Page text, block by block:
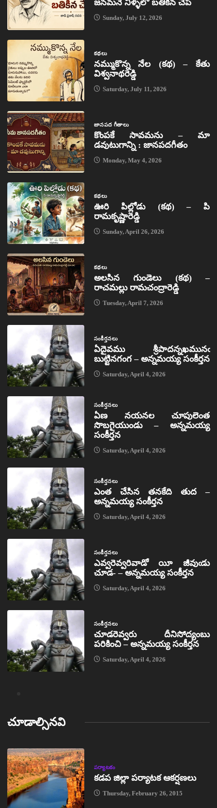
జనమనే నీళ్ళలో బతికిన చేప
Sunday, July 12, 2026
కథలు
నమ్ముకొన్న నేల (కథ) – కేతు
విశ్వనాథరెడ్డి
Saturday, July 11, 2026
జానపద గీతాలు
కొంపకే సావమను – మా
డవుటుగాన్ని : జానపదగీతం
Monday, May 4, 2026
కథలు
ఊరి పిల్లోడు (కథ) – పి
రామకృష్ణారెడ్డి
Sunday, April 26, 2026
కథలు
అలసిన గుండెలు (కథ) –
రాచమల్లు రామచంద్రారెడ్డి
Tuesday, April 7, 2026
సంకీర్తనలు
ఏదైవము శ్రీపాదన్నఖమునఁ
బుట్టినగంగ – అన్నమయ్య సంకీర్తన
Saturday, April 4, 2026
సంకీర్తనలు
ఏణ నయనల చూపులెంత
సొబగైయుండు – అన్నమయ్య
సంకీర్తన
Saturday, April 4, 2026
సంకీర్తనలు
ఎంత చేసిన తనకేది తుద –
అన్నమయ్య సంకీర్తన
Saturday, April 4, 2026
సంకీర్తనలు
ఎవ్వరెవ్వరివాడో యీ జీవుఁడు
చూడ- – అన్నమయ్య సంకీర్తన
Saturday, April 4, 2026
సంకీర్తనలు
చూడరెవ్వరు దీనిసోద్యంబు
పరికించి – అన్నమయ్య సంకీర్తన
Saturday, April 4, 2026
చూడాల్సినవి
పర్యాటకం
కడప జిల్లా పర్యాటక ఆకర్షణలు
Thursday, February 26, 2015